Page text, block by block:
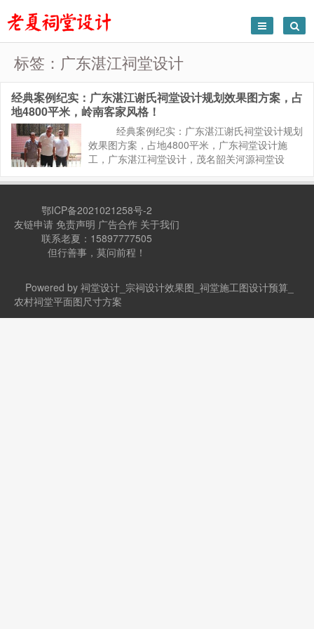
标签：广东湛江祠堂设计
经典案例纪实：广东湛江谢氏祠堂设计规划效果图方案，占
地4800平米，岭南客家风格！
经典案例纪实：广东湛江谢氏祠堂设计规划
效果图方案，占地4800平米，广东祠堂设计施
工，广东湛江祠堂设计，茂名韶关河源祠堂设
址位于广东湛江雷州，总体占地面积为4800平
鄂ICP备2021021258号-2
友链申请 免责声明 广告合作 关于我们
联系老夏：15897777505
但行善事，莫问前程！
Powered by 祠堂设计_宗祠设计效果图_祠堂施工图设计预算_
农村祠堂平面图尺寸方案